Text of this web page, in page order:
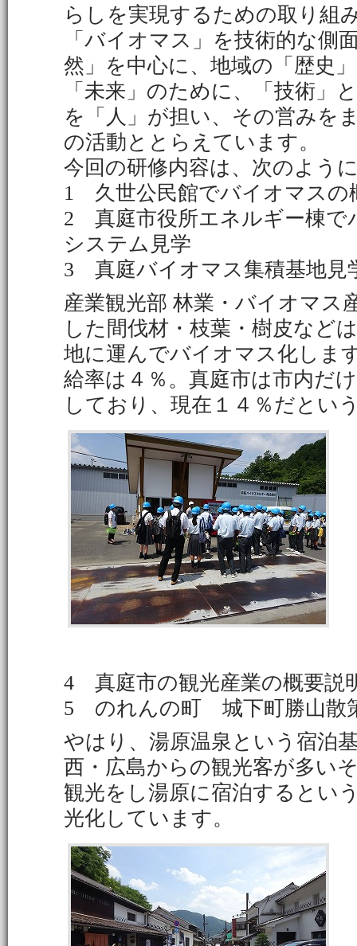
らしを実現するための取り組
「バイオマス」を技術的な側
然」を中心に、地域の「歴史
「未来」のために、「技術」
を「人」が担い、その営みを
の活動ととらえています。
今回の研修内容は、次のよう
1 久世公民館でバイオマスの
2 真庭市役所エネルギー棟で
システム見学
3 真庭バイオマス集積基地見
産業観光部 林業・バイオマス
した間伐材・枝葉・樹皮など
地に運んでバイオマス化しま
給率は４％。真庭市は市内だ
しており、現在１４％だとい
4 真庭市の観光産業の概要説
5 のれんの町 城下町勝山散
やはり、湯原温泉という宿泊
西・広島からの観光客が多い
観光をし湯原に宿泊するとい
光化しています。